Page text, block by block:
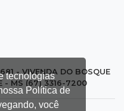
tecnologias
Política de
você
País
- VIVENDA DO BOSQUE
- MS (67) 3316-7200